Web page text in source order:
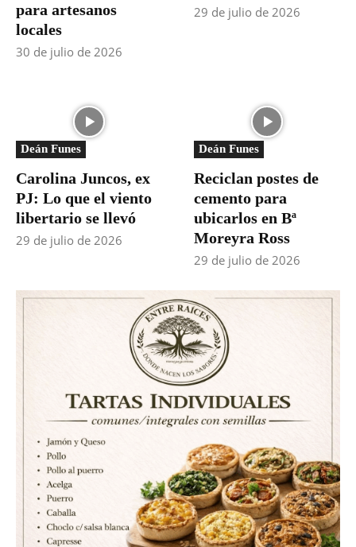
para artesanos
locales
30 de julio de 2026
29 de julio de 2026
Deán Funes
Carolina Juncos, ex
PJ: Lo que el viento
libertario se llevó
29 de julio de 2026
Deán Funes
Reciclan postes de
cemento para
ubicarlos en Bª
Moreyra Ross
29 de julio de 2026